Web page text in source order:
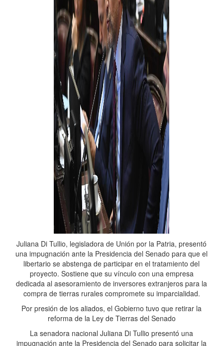
Juliana Di Tullio, legisladora de Unión por la Patria, presentó
una impugnación ante la Presidencia del Senado para que el
libertario se abstenga de participar en el tratamiento del
proyecto. Sostiene que su vínculo con una empresa
dedicada al asesoramiento de inversores extranjeros para la
compra de tierras rurales compromete su imparcialidad.
Por presión de los aliados, el Gobierno tuvo que retirar la
reforma de la Ley de Tierras del Senado
La senadora nacional Juliana Di Tullio presentó una
impugnación ante la Presidencia del Senado para solicitar la